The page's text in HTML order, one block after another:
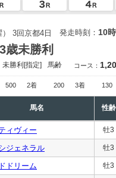
3回京都4日 発走時刻： 10
歳未勝利
未勝利[指定] 馬齢 コース：
500 2着 200 3着 130
馬名 性齢
ィヴィー 牡3
ジェネラル 牡3
ドリーム 牡3